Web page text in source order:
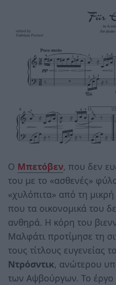
Ο Μπετόβεν, που δεν
του με το «ασθενές»
«χυλόπιτα» από τη
που τα οικονομικά του
ανθηρά. Η κόρη του
Μαλφάτι προτίμησε τη
τους τίτλους ευγενείας
Ντρόσντικ, ανώτερου
των Αψβούργων. Το έργο